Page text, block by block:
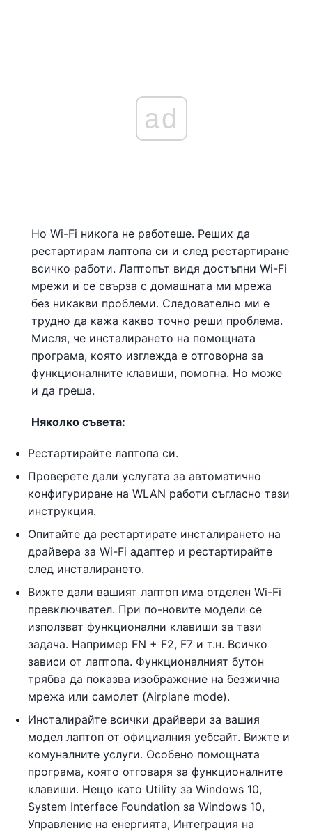
ad
Но Wi-Fi никога не работеше. Реших да
рестартирам лаптопа си и след рестартиране
всичко работи. Лаптопът видя достъпни Wi-Fi
мрежи и се свърза с домашната ми мрежа
без никакви проблеми. Следователно ми е
трудно да кажа какво точно реши проблема.
Мисля, че инсталирането на помощната
програма, която изглежда е отговорна за
функционалните клавиши, помогна. Но може
и да греша.
Няколко съвета:
Рестартирайте лаптопа си.
Проверете дали услугата за автоматично
конфигуриране на WLAN работи съгласно тази
инструкция.
Опитайте да рестартирате инсталирането на
драйвера за Wi-Fi адаптер и рестартирайте
след инсталирането.
Вижте дали вашият лаптоп има отделен Wi-Fi
превключвател. При по-новите модели се
използват функционални клавиши за тази
задача. Например FN + F2, F7 и т.н. Всичко
зависи от лаптопа. Функционалният бутон
трябва да показва изображение на безжична
мрежа или самолет (Airplane mode).
Инсталирайте всички драйвери за вашия
модел лаптоп от официалния уебсайт. Вижте и
комуналните услуги. Особено помощната
програма, която отговаря за функционалните
клавиши. Нещо като Utility за Windows 10,
System Interface Foundation за Windows 10,
Управление на енергията, Интеграция на